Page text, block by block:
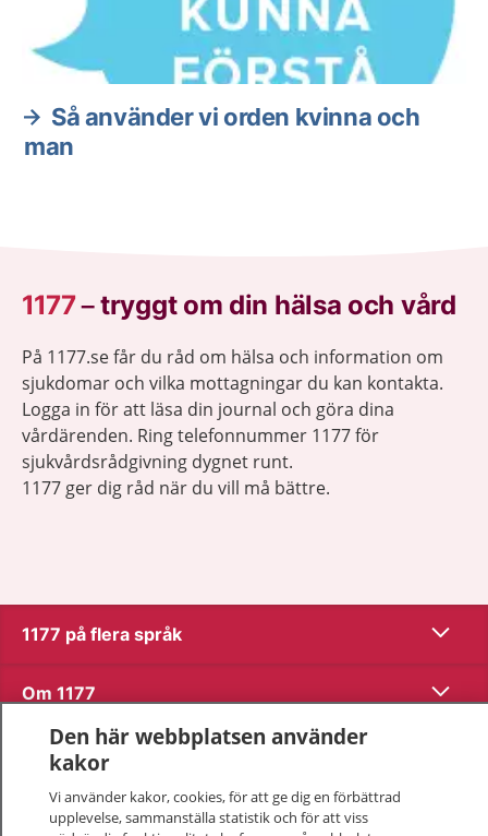
Så använder vi orden kvinna och
man
1177–tryggt om din hälsa och vård
På 1177.se får du råd om hälsa och information om
sjukdomar och vilka mottagningar du kan kontakta.
Logga in för att läsa din journal och göra dina
vårdärenden. Ring telefonnummer 1177 för
sjukvårdsrådgivning dygnet runt.
1177 ger dig råd när du vill må bättre.
1177 på flera språk Visa
Om 1177 Visa
Kontakt
Behandling av personuppgifter
Den här webbplatsen använder
kakor
Vi använder kakor, cookies, för att ge dig en förbättrad
upplevelse, sammanställa statistik och för att viss